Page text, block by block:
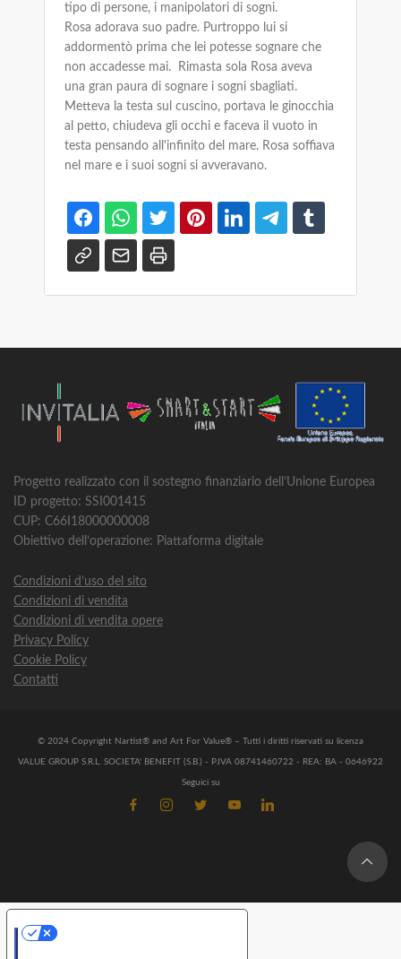
tipo di persone, i manipolatori di sogni.
Rosa adorava suo padre. Purtroppo lui si
addormentò prima che lei potesse sognare che
non accadesse mai. Rimasta sola Rosa aveva
una gran paura di sognare i sogni sbagliati.
Metteva la testa sul cuscino, portava le ginocchia
al petto, chiudeva gli occhi e faceva il vuoto in
testa pensando all'infinito del mare. Rosa soffiava
nel mare e i suoi sogni si avveravano.
Progetto realizzato con il sostegno finanziario dell’Unione Europea
ID progetto: SSI001415
CUP: C66I18000000008
Obiettivo dell’operazione: Piattaforma digitale
Condizioni d’uso del sito
Condizioni di vendita
Condizioni di vendita opere
Privacy Policy
Cookie Policy
Contatti
© 2024 Copyright Nartist® and Art For Value® – Tutti i diritti riservati su licenza
VALUE GROUP S.R.L. SOCIETA' BENEFIT (S.B.) - P.IVA 08741460722 - REA: BA - 0646922
Seguici su
Le tue preferenze relative alla privacy